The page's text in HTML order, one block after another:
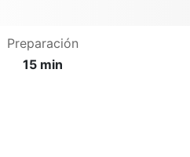
Preparación
15 min